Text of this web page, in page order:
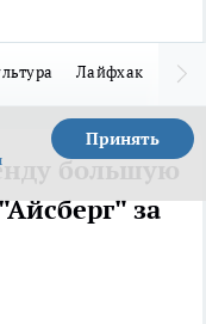
Лайфхак
Принять
большую
за